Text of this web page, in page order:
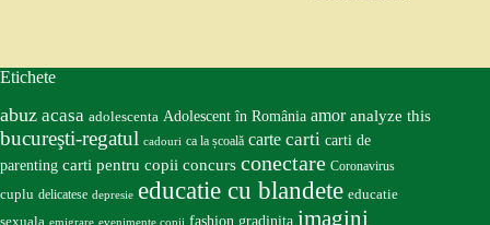
Etichete
abuz acasa adolescenta Adolescent în România amor analyze this
bucureşti-regatul cadouri ca la școală carte carti carti de
parenting carti pentru copii concurs conectare Coronavirus
cuplu delicatese depresie educatie cu blandete educatie
sexuala emigrare evenimente copii fashion gradinita imagini